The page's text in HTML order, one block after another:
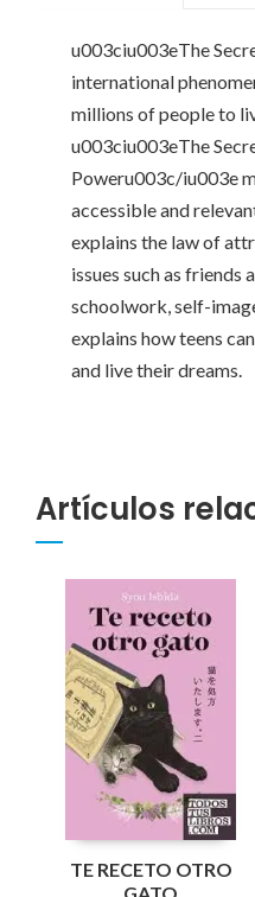
u003ciu003eThe
international
millions of people to
u003ciu003eThe
Poweru003c/iu003e
accessible and
explains the law of
issues such as friends
schoolwork, self-
explains how teens
and live their dreams.
Artículos
TE RECETO OTRO